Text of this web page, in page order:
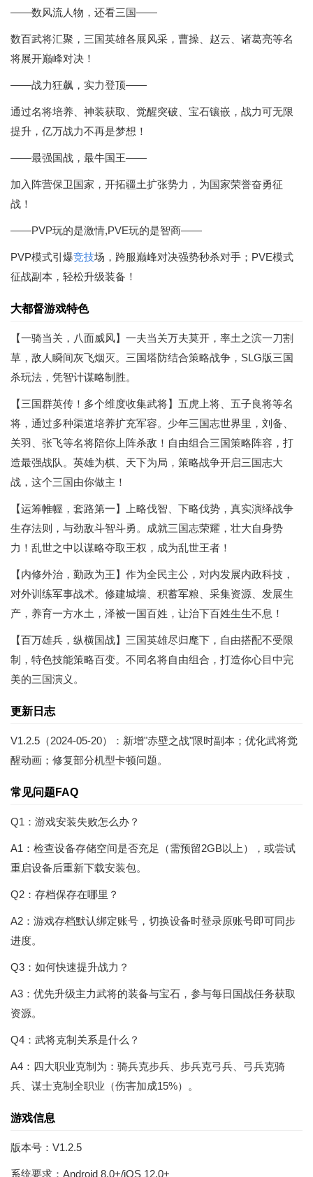
——数风流人物，还看三国——
数百武将汇聚，三国英雄各展风采，曹操、赵云、诸葛亮等名
将展开巅峰对决！
——战力狂飙，实力登顶——
通过名将培养、神装获取、觉醒突破、宝石镶嵌，战力可无限
提升，亿万战力不再是梦想！
——最强国战，最牛国王——
加入阵营保卫国家，开拓疆土扩张势力，为国家荣誉奋勇征
战！
——PVP玩的是激情,PVE玩的是智商——
PVP模式引爆竞技场，跨服巅峰对决强势秒杀对手；PVE模式
征战副本，轻松升级装备！
大都督游戏特色
【一骑当关，八面威风】一夫当关万夫莫开，率土之滨一刀割
草，敌人瞬间灰飞烟灭。三国塔防结合策略战争，SLG版三国
杀玩法，凭智计谋略制胜。
【三国群英传！多个维度收集武将】五虎上将、五子良将等名
将，通过多种渠道培养扩充军容。少年三国志世界里，刘备、
关羽、张飞等名将陪你上阵杀敌！自由组合三国策略阵容，打
造最强战队。英雄为棋、天下为局，策略战争开启三国志大
战，这个三国由你做主！
【运筹帷幄，套路第一】上略伐智、下略伐势，真实演绎战争
生存法则，与劲敌斗智斗勇。成就三国志荣耀，壮大自身势
力！乱世之中以谋略夺取王权，成为乱世王者！
【内修外治，勤政为王】作为全民主公，对内发展内政科技，
对外训练军事战术。修建城墙、积蓄军粮、采集资源、发展生
产，养育一方水土，泽被一国百姓，让治下百姓生生不息！
【百万雄兵，纵横国战】三国英雄尽归麾下，自由搭配不受限
制，特色技能策略百变。不同名将自由组合，打造你心目中完
美的三国演义。
更新日志
V1.2.5（2024-05-20）：新增"赤壁之战"限时副本；优化武将觉
醒动画；修复部分机型卡顿问题。
常见问题FAQ
Q1：游戏安装失败怎么办？
A1：检查设备存储空间是否充足（需预留2GB以上），或尝试
重启设备后重新下载安装包。
Q2：存档保存在哪里？
A2：游戏存档默认绑定账号，切换设备时登录原账号即可同步
进度。
Q3：如何快速提升战力？
A3：优先升级主力武将的装备与宝石，参与每日国战任务获取
资源。
Q4：武将克制关系是什么？
A4：四大职业克制为：骑兵克步兵、步兵克弓兵、弓兵克骑
兵、谋士克制全职业（伤害加成15%）。
游戏信息
版本号：V1.2.5
系统要求：Android 8.0+/iOS 12.0+